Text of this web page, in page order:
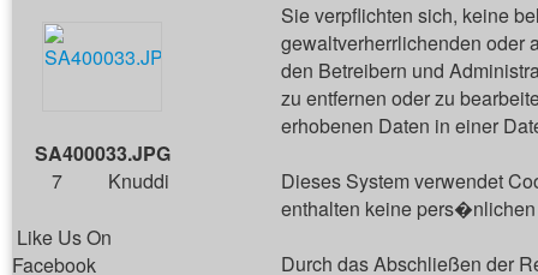
SA400033.JPG
7
Knuddi
Like Us On
Facebook
Sie verpflichten sich, keine
gewaltverherrlichenden oder
den Betreibern und
zu entfernen oder zu
erhobenen Daten in einer
Dieses System verwendet
enthalten keine
Durch das Abschließen der